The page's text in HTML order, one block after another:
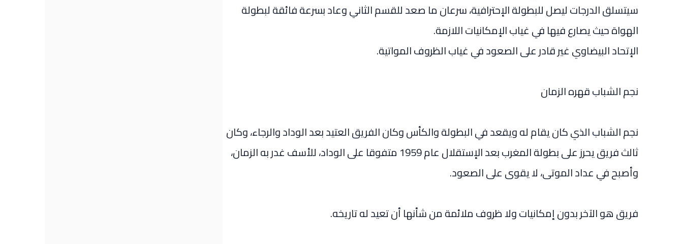
سيتسلق الدرجات ليصل للبطولة الإحترافية، سرعان ما صعد للقسم الثاني وعاد بسرعة فائقة لبطولة
الهواة حيث يصارع فيها في غياب الإمكانيات اللازمة.
الإتحاد البيضاوي غير قادر على الصعود في غياب الظروف المواتية.
نجم الشباب قهره الزمان
نجم الشباب الذي كان يقام له ويقعد في البطولة والكأس وكان الفريق العتيد بعد الوداد والرجاء، وكان
ثالث فريق يحرز على بطولة المغرب بعد الإستقلال عام 1959 متفوقا على الوداد، للأسف غدر به الزمان،
وأصبح في عداد الموتى، لا يقوى على الصعود.
فريق هو الآخر بدون إمكانيات ولا ظروف ملائمة من شأنها أن تعيد له تاريخه.